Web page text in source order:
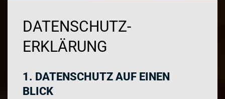
IN
KIEL
DATENSCHUTZ­
ERKLÄRUNG
1. DATENSCHUTZ AUF EINEN
BLICK